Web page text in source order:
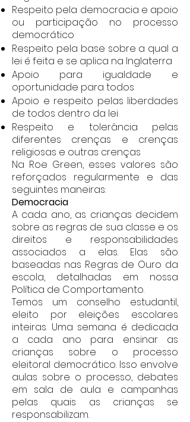
Respeito pela democracia e apoio
ou participação no processo
democrático
Respeito pela base sobre a qual a
lei é feita e se aplica na Inglaterra
Apoio para igualdade e
oportunidade para todos
Apoio e respeito pelas liberdades
de todos dentro da lei
Respeito e tolerância pelas
diferentes crenças e crenças
religiosas e outras crenças
Na Roe Green, esses valores são
reforçados regularmente e das
seguintes maneiras:
Democracia
A cada ano, as crianças decidem
sobre as regras de sua classe e os
direitos e responsabilidades
associados a elas. Elas são
baseadas nas Regras de Ouro da
escola, detalhadas em nossa
Política de Comportamento.
Temos um conselho estudantil,
eleito por eleições escolares
inteiras. Uma semana é dedicada
a cada ano para ensinar as
crianças sobre o processo
eleitoral democrático. Isso envolve
aulas sobre o processo, debates
em sala de aula e campanhas
pelas quais as crianças se
responsabilizam.